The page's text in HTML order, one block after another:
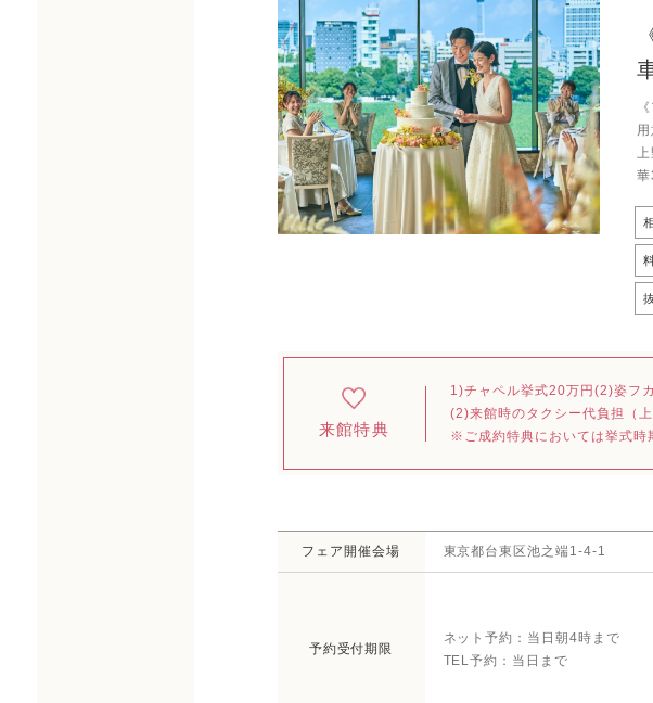
華
来館特典
1)チャペル挙式20万円(2)姿フ
(2)来館時のタクシー代負担（
※ご成約特典においては挙式時
フェア開催会場 東京都台東区池之端1-4-1
予約受付期限
ネット予約：当日朝4時まで
TEL予約：当日まで